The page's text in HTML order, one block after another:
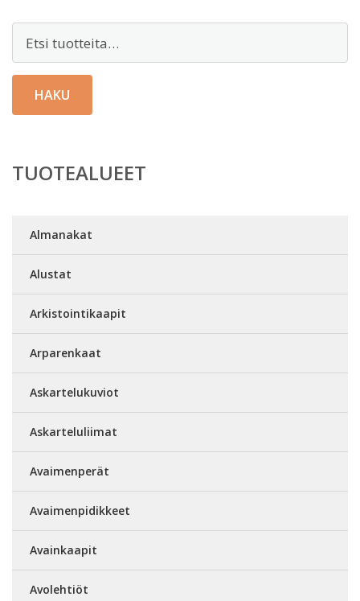
HAKU
TUOTEALUEET
Almanakat
Alustat
Arkistointikaapit
Arparenkaat
Askartelukuviot
Askarteluliimat
Avaimenperät
Avaimenpidikkeet
Avainkaapit
Avolehtiöt